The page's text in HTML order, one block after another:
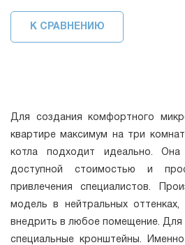
К СРАВНЕНИЮ
Для создания комфортного
квартире максимум на три
котла подходит идеально. Она
доступной стоимостью и
привлечения специалистов.
модель в нейтральных
внедрить в любое помещение. Для
специальные кронштейны.